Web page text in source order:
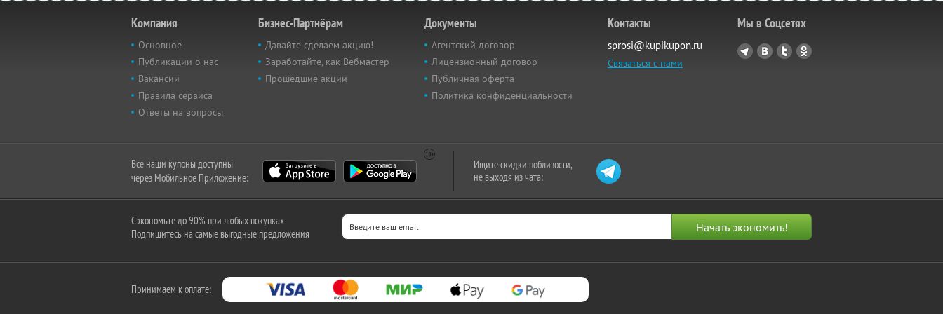
Компания
Основное
Публикации о нас
Вакансии
Правила сервиса
Ответы на вопросы
Бизнес-Партнёрам
Давайте сделаем акцию!
Заработайте, как Вебмастер
Прошедшие акции
Документы
Агентский договор
Лицензионный договор
Публичная оферта
Политика конфиденциальности
Контакты
sprosi@kupikupon.ru
Связаться с нами
Мы в Соцсетях
Все наши купоны доступны
через Мобильное Приложение:
Ищите скидки поблизости,
не выходя из чата:
Сэкономьте до 90% при любых покупках
Подпишитесь на самые выгодные предложения
Принимаем к оплате: